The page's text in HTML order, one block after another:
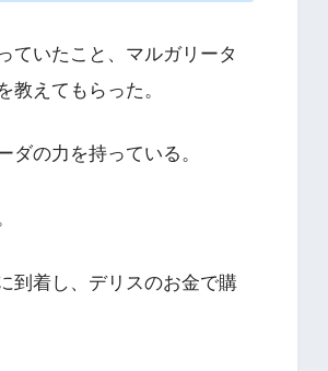
ていたこと、マルガリータ
えてもらった。
の力を持っている。
到着し、デリスのお金で購